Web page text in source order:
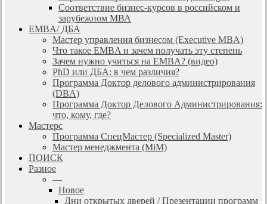
Соответствие бизнес-курсов в российском и
зарубежном МВА
EMBA/ ДБA
Мастер управления бизнесом (Executive MBA)
Что такое EMBA и зачем получать эту степень
Зачем нужно учиться на EMBA? (видео)
PhD или ДБА: в чем различия?
Программа Доктор делового администрирования
(DBА)
Программа Доктор Делового Администрирования:
что, кому, где?
Мастерс
Программа СпецМастер (Specialized Master)
Мастер менеджмента (MiM)
ПОИСК
Разное
—
Новое
Дни открытых дверей / Презентации программ